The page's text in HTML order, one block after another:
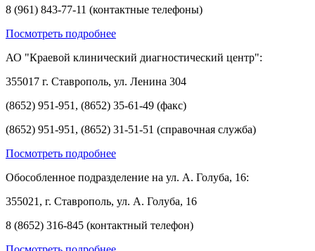
8 (961) 843-77-11 (контактные телефоны)
Посмотреть подробнее
АО "Краевой клинический диагностический центр":
355017 г. Ставрополь, ул. Ленина 304
(8652) 951-951, (8652) 35-61-49 (факс)
(8652) 951-951, (8652) 31-51-51 (справочная служба)
Посмотреть подробнее
Обособленное подразделение на ул. А. Голуба, 16:
355021, г. Ставрополь, ул. А. Голуба, 16
8 (8652) 316-845 (контактный телефон)